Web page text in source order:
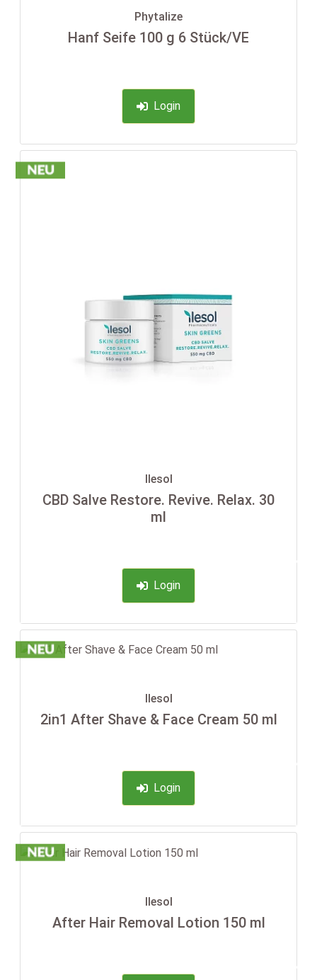
Phytalize
Hanf Seife 100 g 6 Stück/VE
Login
Ilesol
CBD Salve Restore. Revive. Relax. 30
ml
Login
-35%
Ilesol
2in1 After Shave & Face Cream 50 ml
Login
-35%
Ilesol
After Hair Removal Lotion 150 ml
-35%